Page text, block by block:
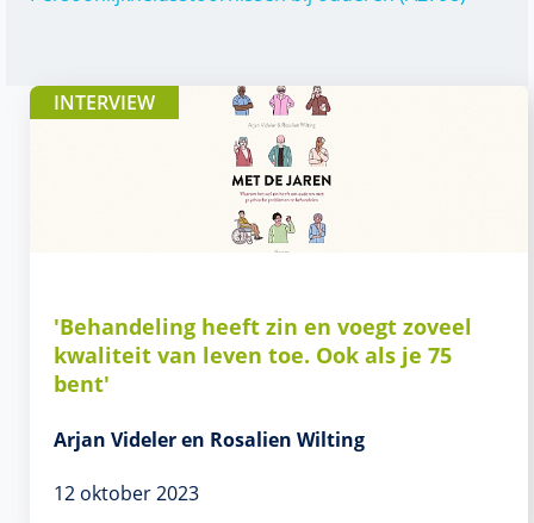
INTERVIEW
'Behandeling heeft zin en voegt zoveel
kwaliteit van leven toe. Ook als je 75
bent'
Arjan Videler en Rosalien Wilting
12 oktober 2023